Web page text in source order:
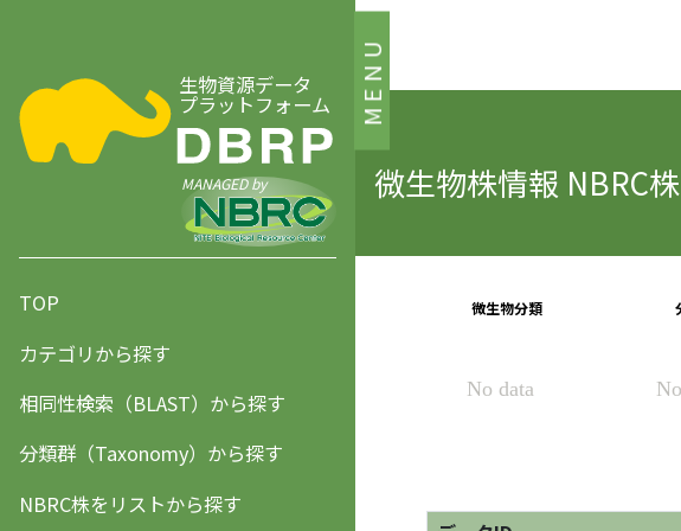
MENU
生物資源データ
プラットフォーム
MANAGED by
TOP
カテゴリから探す
相同性検索（BLAST）から探す
分類群（Taxonomy）から探す
NBRC株をリストから探す
微生物株情報 NBRC株